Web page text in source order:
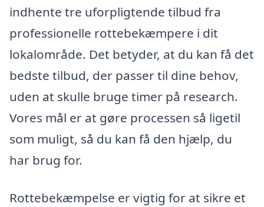
indhente tre uforpligtende tilbud fra
professionelle rottebekæmpere i dit
lokalområde. Det betyder, at du kan få det
bedste tilbud, der passer til dine behov,
uden at skulle bruge timer på research.
Vores mål er at gøre processen så ligetil
som muligt, så du kan få den hjælp, du
har brug for.
Rottebekæmpelse er vigtig for at sikre et